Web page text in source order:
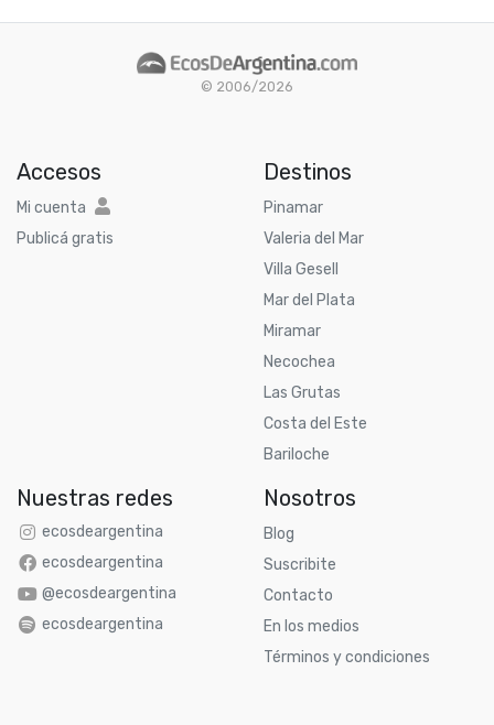
© 2006/2026
Accesos
Mi cuenta
Publicá gratis
Destinos
Pinamar
Valeria del Mar
Villa Gesell
Mar del Plata
Miramar
Necochea
Las Grutas
Costa del Este
Bariloche
Nuestras redes
ecosdeargentina
ecosdeargentina
@ecosdeargentina
ecosdeargentina
Nosotros
Blog
Suscribite
Contacto
En los medios
Términos y condiciones